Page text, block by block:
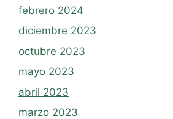
febrero 2024
diciembre 2023
octubre 2023
mayo 2023
abril 2023
marzo 2023